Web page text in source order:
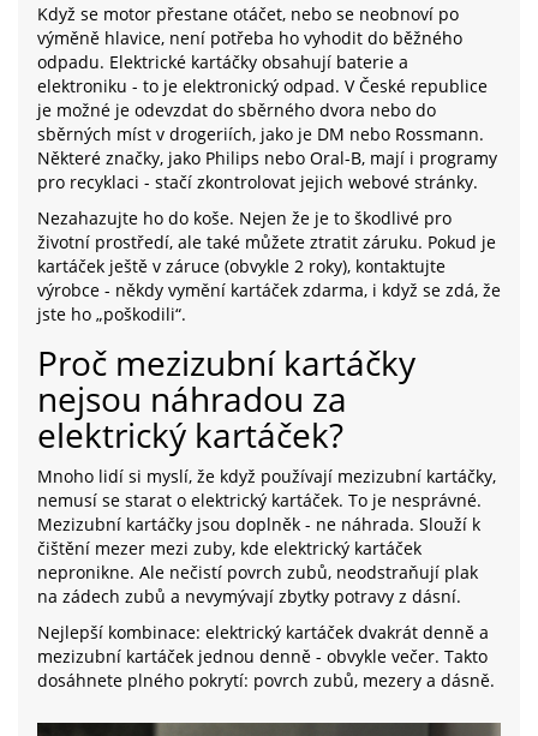
Když se motor přestane otáčet, nebo se neobnoví po
výměně hlavice, není potřeba ho vyhodit do běžného
odpadu. Elektrické kartáčky obsahují baterie a
elektroniku - to je elektronický odpad. V České republice
je možné je odevzdat do sběrného dvora nebo do
sběrných míst v drogeriích, jako je DM nebo Rossmann.
Některé značky, jako Philips nebo Oral-B, mají i programy
pro recyklaci - stačí zkontrolovat jejich webové stránky.
Nezahazujte ho do koše. Nejen že je to škodlivé pro
životní prostředí, ale také můžete ztratit záruku. Pokud je
kartáček ještě v záruce (obvykle 2 roky), kontaktujte
výrobce - někdy vymění kartáček zdarma, i když se zdá, že
jste ho „poškodili“.
Proč mezizubní kartáčky
nejsou náhradou za
elektrický kartáček?
Mnoho lidí si myslí, že když používají mezizubní kartáčky,
nemusí se starat o elektrický kartáček. To je nesprávné.
Mezizubní kartáčky jsou doplněk - ne náhrada. Slouží k
čištění mezer mezi zuby, kde elektrický kartáček
nepronikne. Ale nečistí povrch zubů, neodstraňují plak
na zádech zubů a nevymývají zbytky potravy z dásní.
Nejlepší kombinace: elektrický kartáček dvakrát denně a
mezizubní kartáček jednou denně - obvykle večer. Takto
dosáhnete plného pokrytí: povrch zubů, mezery a dásně.